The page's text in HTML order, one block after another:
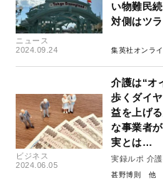
ニュース
2024.09.24
い物難民
対側はツ
集英社オンラ
ビジネス
2024.06.05
介護は“オ
歩くダイ
益を上げ
な事業者
実とは…
実録ルポ 介
甚野博則